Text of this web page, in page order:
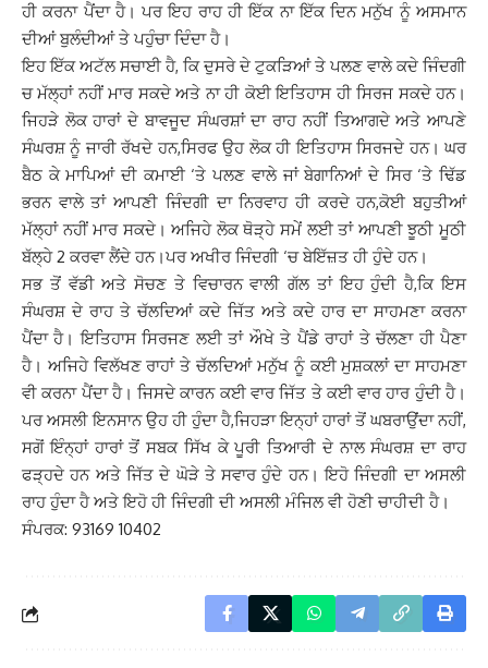
ਹੀ ਕਰਨਾ ਪੈਂਦਾ ਹੈ। ਪਰ ਇਹ ਰਾਹ ਹੀ ਇੱਕ ਨਾ ਇੱਕ ਦਿਨ ਮਨੁੱਖ ਨੂੰ ਅਸਮਾਨ
ਦੀਆਂ ਬੁਲੰਦੀਆਂ ਤੇ ਪਹੁੰਚਾ ਦਿੰਦਾ ਹੈ।
ਇਹ ਇੱਕ ਅਟੱਲ ਸਚਾਈ ਹੈ, ਕਿ ਦੁਸਰੇ ਦੇ ਟੁਕੜਿਆਂ ਤੇ ਪਲਣ ਵਾਲੇ ਕਦੇ ਜਿੰਦਗੀ
ਚ ਮੱਲ੍ਹਾਂ ਨਹੀਂ ਮਾਰ ਸਕਦੇ ਅਤੇ ਨਾ ਹੀ ਕੋਈ ਇਤਿਹਾਸ ਹੀ ਸਿਰਜ ਸਕਦੇ ਹਨ।
ਜਿਹੜੇ ਲੋਕ ਹਾਰਾਂ ਦੇ ਬਾਵਜੂਦ ਸੰਘਰਸ਼ਾਂ ਦਾ ਰਾਹ ਨਹੀਂ ਤਿਆਗਦੇ ਅਤੇ ਆਪਣੇ
ਸੰਘਰਸ਼ ਨੂੰ ਜਾਰੀ ਰੱਖਦੇ ਹਨ,ਸਿਰਫ ਉਹ ਲੋਕ ਹੀ ਇਤਿਹਾਸ ਸਿਰਜਦੇ ਹਨ। ਘਰ
ਬੈਠ ਕੇ ਮਾਪਿਆਂ ਦੀ ਕਮਾਈ ‘ਤੇ ਪਲਣ ਵਾਲੇ ਜਾਂ ਬੇਗਾਨਿਆਂ ਦੇ ਸਿਰ ‘ਤੇ ਢਿੱਡ
ਭਰਨ ਵਾਲੇ ਤਾਂ ਆਪਣੀ ਜਿੰਦਗੀ ਦਾ ਨਿਰਵਾਹ ਹੀ ਕਰਦੇ ਹਨ,ਕੋਈ ਬਹੁਤੀਆਂ
ਮੱਲ੍ਹਾਂ ਨਹੀਂ ਮਾਰ ਸਕਦੇ। ਅਜਿਹੇ ਲੋਕ ਥੋੜ੍ਹੇ ਸਮੇਂ ਲਈ ਤਾਂ ਆਪਣੀ ਝੂਠੀ ਮੂਠੀ
ਬੱਲ੍ਹੇ 2 ਕਰਵਾ ਲੈਂਦੇ ਹਨ।ਪਰ ਅਖੀਰ ਜਿੰਦਗੀ ‘ਚ ਬੇਇੱਜ਼ਤ ਹੀ ਹੁੰਦੇ ਹਨ।
ਸਭ ਤੋਂ ਵੱਡੀ ਅਤੇ ਸੋਚਣ ਤੇ ਵਿਚਾਰਨ ਵਾਲੀ ਗੱਲ ਤਾਂ ਇਹ ਹੁੰਦੀ ਹੈ,ਕਿ ਇਸ
ਸੰਘਰਸ਼ ਦੇ ਰਾਹ ਤੇ ਚੱਲਦਿਆਂ ਕਦੇ ਜਿੱਤ ਅਤੇ ਕਦੇ ਹਾਰ ਦਾ ਸਾਹਮਣਾ ਕਰਨਾ
ਪੈਂਦਾ ਹੈ। ਇਤਿਹਾਸ ਸਿਰਜਣ ਲਈ ਤਾਂ ਔਖੇ ਤੇ ਪੈਂਡੇ ਰਾਹਾਂ ਤੇ ਚੱਲਣਾ ਹੀ ਪੈਣਾ
ਹੈ। ਅਜਿਹੇ ਵਿਲੱਖਣ ਰਾਹਾਂ ਤੇ ਚੱਲਦਿਆਂ ਮਨੁੱਖ ਨੂੰ ਕਈ ਮੁਸ਼ਕਲਾਂ ਦਾ ਸਾਹਮਣਾ
ਵੀ ਕਰਨਾ ਪੈਂਦਾ ਹੈ। ਜਿਸਦੇ ਕਾਰਨ ਕਈ ਵਾਰ ਜਿੱਤ ਤੇ ਕਈ ਵਾਰ ਹਾਰ ਹੁੰਦੀ ਹੈ।
ਪਰ ਅਸਲੀ ਇਨਸਾਨ ਉਹ ਹੀ ਹੁੰਦਾ ਹੈ,ਜਿਹੜਾ ਇਨ੍ਹਾਂ ਹਾਰਾਂ ਤੋਂ ਘਬਰਾਉਂਦਾ ਨਹੀਂ,
ਸਗੋਂ ਇੰਨ੍ਹਾਂ ਹਾਰਾਂ ਤੋਂ ਸਬਕ ਸਿੱਖ ਕੇ ਪੂਰੀ ਤਿਆਰੀ ਦੇ ਨਾਲ ਸੰਘਰਸ਼ ਦਾ ਰਾਹ
ਫੜ੍ਹਦੇ ਹਨ ਅਤੇ ਜਿੱਤ ਦੇ ਘੋੜੇ ਤੇ ਸਵਾਰ ਹੁੰਦੇ ਹਨ। ਇਹੋ ਜਿੰਦਗੀ ਦਾ ਅਸਲੀ
ਰਾਹ ਹੁੰਦਾ ਹੈ ਅਤੇ ਇਹੋ ਹੀ ਜਿੰਦਗੀ ਦੀ ਅਸਲੀ ਮੰਜਿਲ ਵੀ ਹੋਣੀ ਚਾਹੀਦੀ ਹੈ।
ਸੰਪਰਕ: 93169 10402